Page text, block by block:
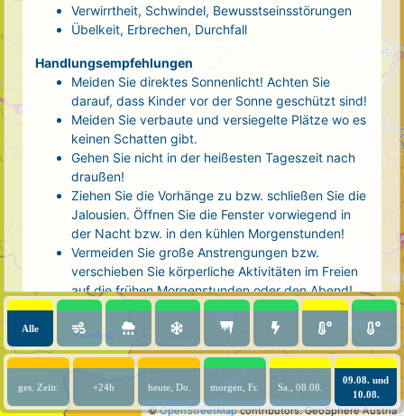
©OpenStreetMapcontributors. GeoSphere Austria
Verwirrtheit, Schwindel, Bewusstseinsstörungen
Übelkeit, Erbrechen, Durchfall
Handlungsempfehlungen
Meiden Sie direktes Sonnenlicht! Achten Sie
darauf, dass Kinder vor der Sonne geschützt sind!
Meiden Sie verbaute und versiegelte Plätze wo es
keinen Schatten gibt.
Gehen Sie nicht in der heißesten Tageszeit nach
draußen!
Ziehen Sie die Vorhänge zu bzw. schließen Sie die
Jalousien. Öffnen Sie die Fenster vorwiegend in
der Nacht bzw. in den kühlen Morgenstunden!
Vermeiden Sie große Anstrengungen bzw.
verschieben Sie körperliche Aktivitäten im Freien
auf die frühen Morgenstunden oder den Abend!
Tragen Sie luftige, helle Kleidung und eine
Kopfbedeckung!
Nehmen Sie eine kühle Dusche! Auch kalte Arm-
und Fußbäder wirken entlastend.
Trinken Sie ausreichend und regelmäßig
(mindestens 2 - 3 Liter pro Tag)! Optimal sind
Alle
ges. Zeitr. +24h heute, Do. morgen, Fr. Sa., 08.08.
09.08. und
10.08.